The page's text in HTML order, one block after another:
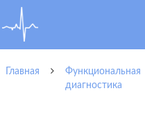
Главная
Функциональная
диагностика